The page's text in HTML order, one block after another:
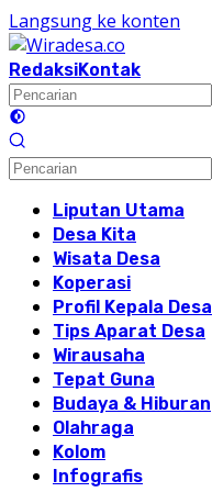
Langsung ke konten
RedaksiKontak
Liputan Utama
Desa Kita
Wisata Desa
Koperasi
Profil Kepala Desa
Tips Aparat Desa
Wirausaha
Tepat Guna
Budaya & Hiburan
Olahraga
Kolom
Infografis